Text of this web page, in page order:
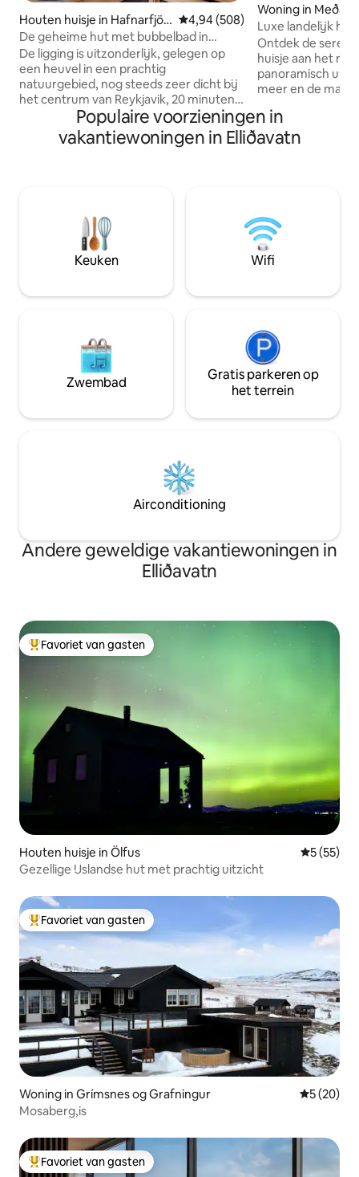
Houten huisje in Hafnarfjör
ður
Gemiddelde beoordeling van
4,94 (508)
De geheime hut met bubbelbad in
natuurreservaat
De ligging is uitzonderlijk, gelegen op
een heuvel in een prachtig
natuurgebied, nog steeds zeer dicht bij
het centrum van Reykjavik, 20 minuten
rijden. In de winter is een 4x4-auto van
december essentieel in IJsland. Geen
openbaar vervoer. Geniet's avonds van
het dek uit op de bosranden. De
internationale luchthaven is 40-50
verkennen van het zuidwesten.
Woning in
Luxe landelijk
Ontdek de
huisje aan het
panoramisch
meer en de
het huisje twee
en twee
voldoende
Cirkel, is het een
voor reizigers die
Populaire voorzieningen in
vakantiewoningen in Elliðavatn
Keuken Wifi
Zwembad
Gratis parkeren op
het terrein
Airconditioning
Andere geweldige vakantiewoningen in
Elliðavatn
Topfavoriet van gasten
Favoriet van gasten
Houten huisje in Ölfus
5 (55)
Gezellige IJslandse hut met prachtig uitzicht
Topfavoriet van gasten
Favoriet van gasten
Woning in Grímsnes og Grafningur
5 (20)
Mosaberg,is
Topfavoriet van gasten
Favoriet van gasten